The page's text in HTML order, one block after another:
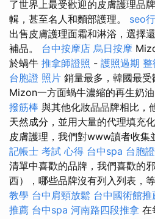
了世界上最受歡迎的皮膚護理品
輯，甚至名人和麵部護理。 seo
出售皮膚護理面霜和淋浴，選擇
補品。 台中按摩店 烏日按摩
於蝸牛 推拿師證照 - 護照過期 整
台胞證 照片 銷量最多，韓國最
Mizon一方面蝸牛濃縮的再生奶油
撥筋棒 與其他化妝品品牌相比，
天然成分，並用大量的代理填充
皮膚護理，我們對www讀者收集
記帳士 考試 心得 台中spa 台胞
清單中喜歡的品牌，我們喜歡的
西），哪些品牌沒有列入列表，
教學 台中肩頸放鬆 台中國術館推
推薦 台中spa 河南路四段推拿 在